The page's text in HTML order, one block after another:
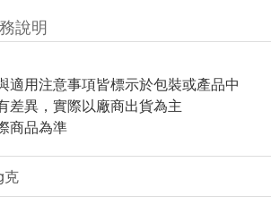
說明
適用注意事項皆標示於包裝或產品中
差異，實際以廠商出貨為主
商品為準
克